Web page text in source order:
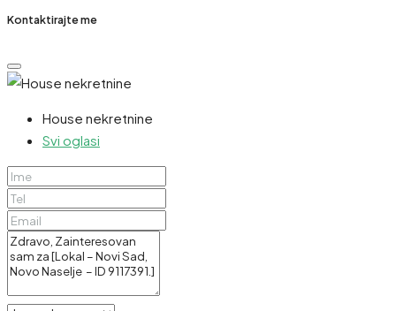
Kontaktirajte me
House nekretnine
Svi oglasi